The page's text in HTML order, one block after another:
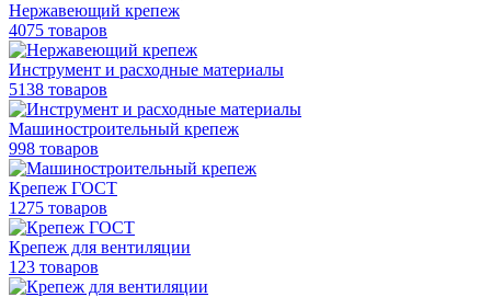
Нержавеющий крепеж
4075 товаров
Инструмент и расходные материалы
5138 товаров
Машиностроительный крепеж
998 товаров
Крепеж ГОСТ
1275 товаров
Крепеж для вентиляции
123 товаров